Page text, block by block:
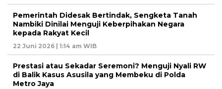
Pemerintah Didesak Bertindak, Sengketa Tanah
Nambiki Dinilai Menguji Keberpihakan Negara
kepada Rakyat Kecil
22 Juni 2026 | 1:14 am WIB
Prestasi atau Sekadar Seremoni? Menguji Nyali RW
di Balik Kasus Asusila yang Membeku di Polda
Metro Jaya